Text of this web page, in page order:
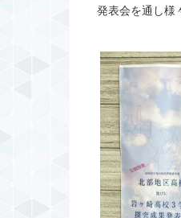
発表会を通し様